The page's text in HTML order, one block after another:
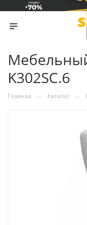
K302SC.6
Главная — Каталог —